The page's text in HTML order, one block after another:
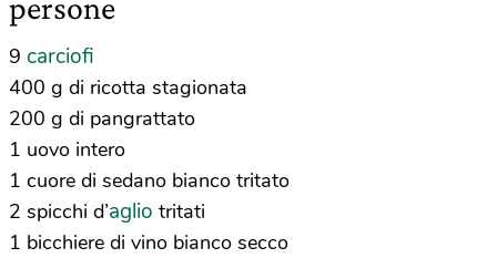
9 carciofi
400 g di ricotta stagionata
200 g di pangrattato
1 uovo intero
1 cuore di sedano bianco tritato
2 spicchi d’aglio tritati
1 bicchiere di vino bianco secco